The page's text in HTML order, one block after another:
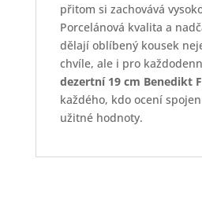
přitom si zachovává
Porcelánová kvalita a
dělají oblíbený kousek
chvíle, ale i pro
dezertní 19 cm Benedikt
každého, kdo ocení
užitné hodnoty.